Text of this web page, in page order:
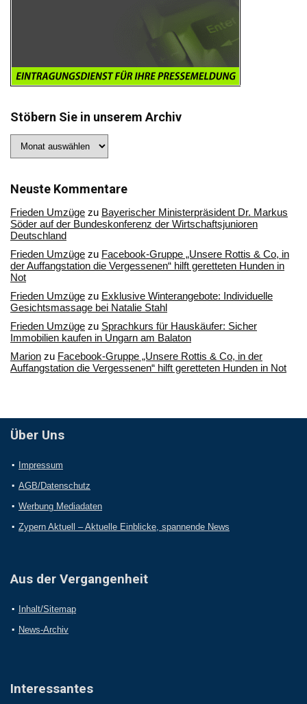
Stöbern Sie in unserem Archiv
Sie
Archiv
Neuste Kommentare
Frieden Umzüge zu Bayerischer Ministerpräsident Dr. Markus
Söder auf der Bundeskonferenz der Wirtschaftsjunioren
Deutschland
Frieden Umzüge zu Facebook-Gruppe „Unsere Rottis & Co, in
der Auffangstation die Vergessenen“ hilft geretteten Hunden in
Not
Frieden Umzüge zu Exklusive Winterangebote: Individuelle
Gesichtsmassage bei Natalie Stahl
Frieden Umzüge zu Sprachkurs für Hauskäufer: Sicher
Immobilien kaufen in Ungarn am Balaton
Marion zu Facebook-Gruppe „Unsere Rottis & Co, in der
Auffangstation die Vergessenen“ hilft geretteten Hunden in Not
Über Uns
Impressum
AGB/Datenschutz
Werbung Mediadaten
Zypern Aktuell – Aktuelle Einblicke, spannende News
Aus der Vergangenheit
Inhalt/Sitemap
News-Archiv
Interessantes